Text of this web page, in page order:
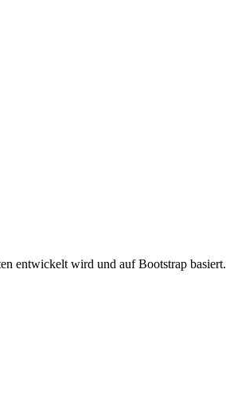
entwickelt wird und auf Bootstrap basiert.